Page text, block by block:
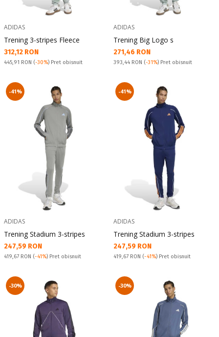
ADIDAS
Trening 3-stripes Fleece
Текуща цена:
312,12 RON
Pret obisnuit:
445,91 RON (-30%) Pret obisnuit
ADIDAS
Trening Big Logo s
Текуща цена:
271,46 RON
Pret obisnuit:
393,44 RON (-31%) Pret obisnuit
-41%
ADIDAS
Trening Stadium 3-stripes
Текуща цена:
247,59 RON
Pret obisnuit:
419,67 RON (-41%) Pret obisnuit
-41%
ADIDAS
Trening Stadium 3-stripes
Текуща цена:
247,59 RON
Pret obisnuit:
419,67 RON (-41%) Pret obisnuit
-30% -30%